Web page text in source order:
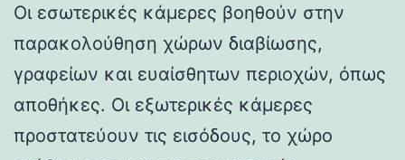
Οι εσωτερικές κάμερες βοηθούν στην
παρακολούθηση χώρων διαβίωσης,
γραφείων και ευαίσθητων περιοχών, όπως
αποθήκες. Οι εξωτερικές κάμερες
προστατεύουν τις εισόδους, το χώρο